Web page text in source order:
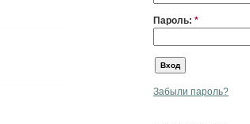
Пароль: *
Забыли пароль?